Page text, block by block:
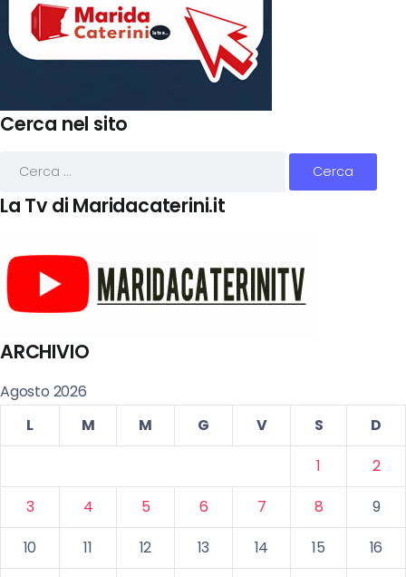
Cerca nel sito
La Tv di Maridacaterini.it
ARCHIVIO
Agosto 2026
L
M M G V S
D
1
2
3
4 5 6 7 8
9
10
11 12 13 14 15
16